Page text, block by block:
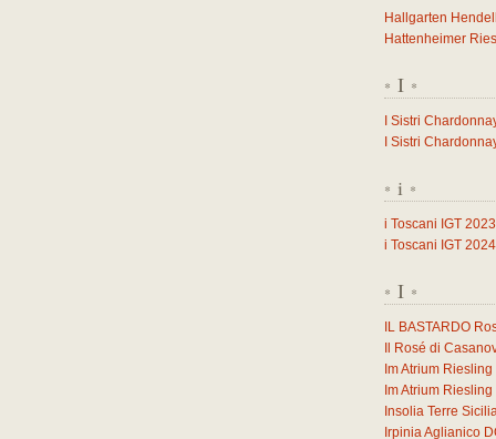
Hallgarten
Hattenheimer
* I *
I Sistri
I Sistri
* i *
i Toscani IGT 2023
i Toscani IGT 2024
* I *
IL BASTARDO
Il Rosé di
Im Atrium
Im Atrium
Insolia Terre
Irpinia Aglianico